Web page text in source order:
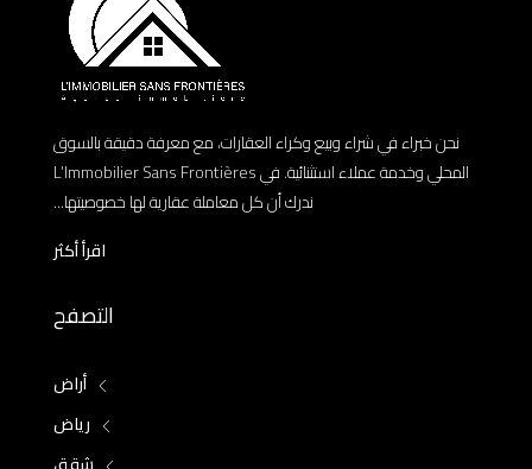
نحن خبراء في شراء وبيع وكراء العقارات، مع معرفة دقيقة بالسوق
المحلي وخدمة عملاء استثنائية. في L’Immobilier Sans Frontières
ندرك أن كل معاملة عقارية لها خصوصيتها...
اقرأ أكثر
التصفح
أراض
رياض